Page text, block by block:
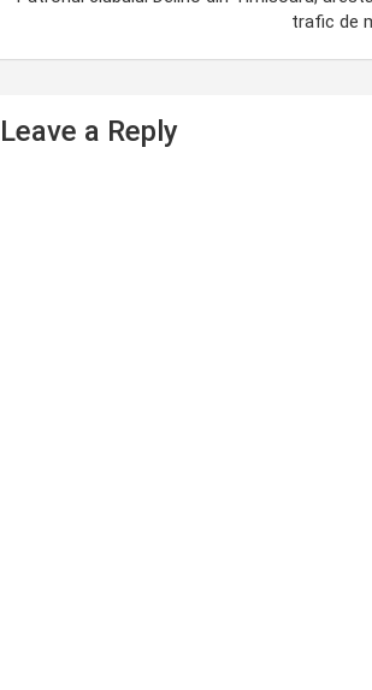
trafic de
Leave a Reply